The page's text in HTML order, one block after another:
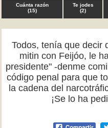
Cuánta razón
(15)
Te jodes
(2)
Todos, tenía que decir
mitin con Feijóo, le
presidente" -denme
código penal para que
la cadena del
¡Se lo ha